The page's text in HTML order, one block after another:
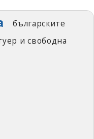
българските
и свободна